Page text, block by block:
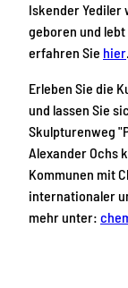
Iskender Yediler
geboren und
erfahren Sie hier.
Erleben Sie die
und lassen Sie
Skulpturenweg
Alexander Ochs
Kommunen mit
internationaler
mehr unter: